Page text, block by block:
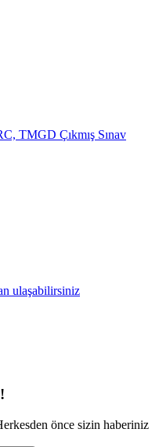
TMGD Çıkmış Sınav
ulaşabilirsiniz
önce sizin haberiniz